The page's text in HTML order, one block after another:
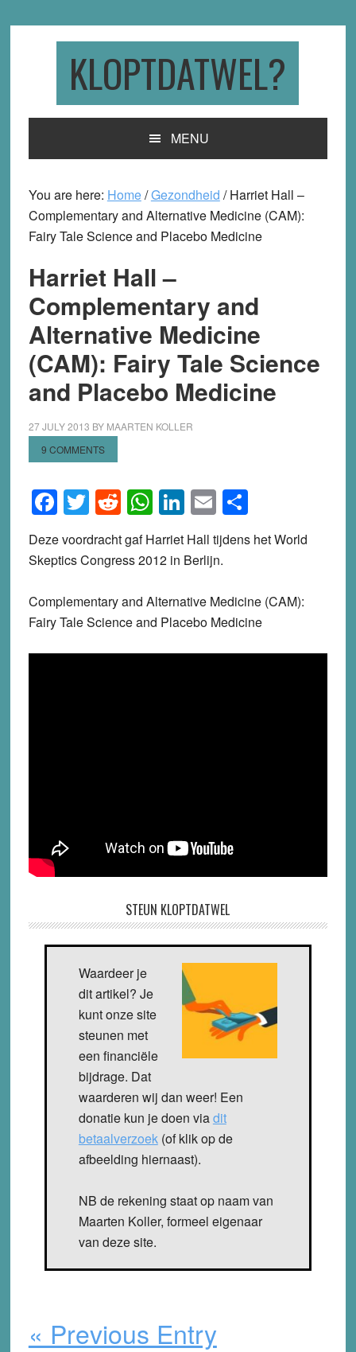
KLOPTDATWEL?
MENU
You are here: Home/Gezondheid /Harriet Hall –
Complementary and Alternative Medicine (CAM):
Fairy Tale Science and Placebo Medicine
Harriet Hall –
Complementary and
Alternative Medicine
(CAM): Fairy Tale Science
and Placebo Medicine
27 JULY 2013 BY MAARTEN KOLLER
9 COMMENTS
Facebook
Twitter
Reddit
WhatsApp
LinkedIn
EmailShare
Deze voordracht gaf Harriet Hall tijdens het World
Skeptics Congress 2012 in Berlijn.
Complementary and Alternative Medicine (CAM):
Fairy Tale Science and Placebo Medicine
STEUN KLOPTDATWEL
Waardeer je
dit artikel? Je
kunt onze site
steunen met
een financiële
bijdrage. Dat
waarderen wij dan weer! Een
donatie kun je doen viadit
betaalverzoek(of klik op de
afbeelding hiernaast).
NB de rekening staat op naam van
Maarten Koller, formeel eigenaar
van deze site.
« Previous Entry